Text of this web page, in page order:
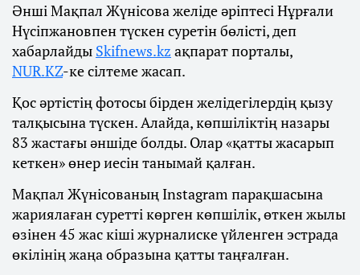
Әнші Мақпал Жүнісова желіде әріптесі Нұрғали
Нүсіпжановпен түскен суретін бөлісті, деп
хабарлайды Skifnews.kz ақпарат порталы,
NUR.KZ-ке сілтеме жасап.
Қос әртістің фотосы бірден желідегілердің қызу
талқысына түскен. Алайда, көпшіліктің назары
83 жастағы әншіде болды. Олар «қатты жасарып
кеткен» өнер иесін танымай қалған.
Мақпал Жүнісованың Instagram парақшасына
жариялаған суретті көрген көпшілік, өткен жылы
өзінен 45 жас кіші журналиске үйленген эстрада
өкілінің жаңа образына қатты таңғалған.